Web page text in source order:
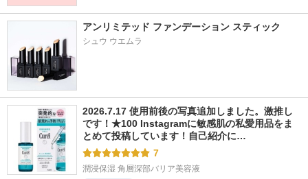
アンリミテッド ファンデーション スティック
シュウ ウエムラ
2026.7.17 使用前後の写真追加しました。激推し
です！★100 Instagramに敏感肌の私愛用品をま
とめて投稿しています！自己紹介に…
7
潤浸保湿 角層深部バリア美容液